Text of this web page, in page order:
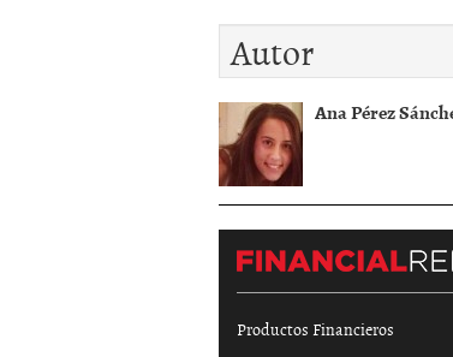
Autor
Ana Pérez
Productos Financieros